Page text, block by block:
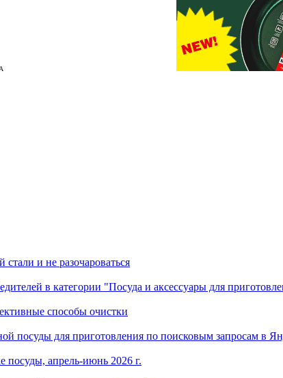
и не разочароваться
в категории "Посуда и аксессуары для
способы очистки
посуды для приготовления по поисковым запросам в
апрель-июнь 2026 г.